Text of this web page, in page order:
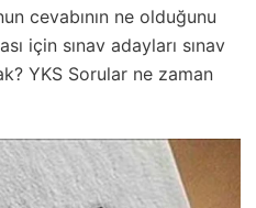
cevabının ne olduğunu
için sınav adayları sınav
YKS Sorular ne zaman